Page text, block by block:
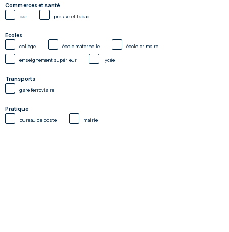
Commerces et santé
bar presse et tabac
Ecoles
collège école maternelle école primaire
enseignement supérieur lycée
Transports
gare ferroviaire
Pratique
bureau de poste mairie